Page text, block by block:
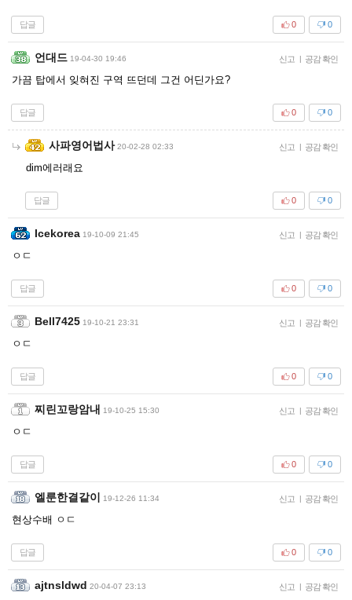
답글 0
0
언대드 19-04-30 19:46 신고 | 공감 확인
가끔 탑에서 잊혀진 구역 뜨던데 그건 어딘가요?
답글 0
0
사파영어법사 20-02-28 02:33 신고 | 공감 확인
dim에러래요
답글 0
0
Icekorea 19-10-09 21:45 신고 | 공감 확인
ㅇㄷ
답글 0
0
Bell7425 19-10-21 23:31 신고 | 공감 확인
ㅇㄷ
답글 0
0
찌린꼬랑암내 19-10-25 15:30 신고 | 공감 확인
ㅇㄷ
답글 0
0
엘룬한결같이 19-12-26 11:34 신고 | 공감 확인
현상수배 ㅇㄷ
답글 0
0
ajtnsldwd 20-04-07 23:13 신고 | 공감 확인